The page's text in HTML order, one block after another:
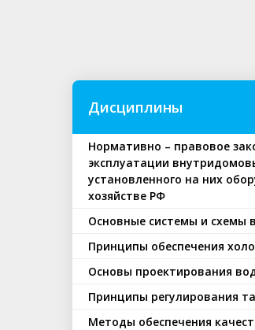
Дисциплины
Нормативно – правовое
эксплуатации
установленного на них
хозяйстве РФ
Основные системы и схемы
Принципы обеспечения
Основы проектирования
Принципы регулирования
Методы обеспечения